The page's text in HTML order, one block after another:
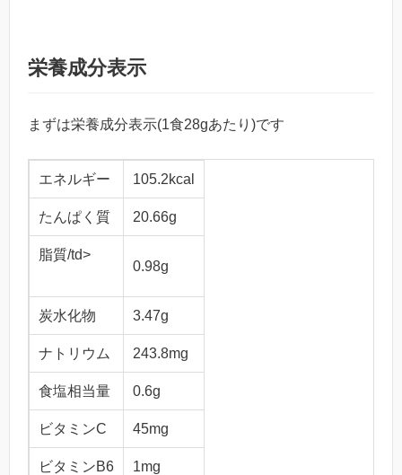
栄養成分表示
まずは栄養成分表示(1食28gあたり)です
エネルギー 105.2kcal
たんぱく質 20.66g
脂質/td>
0.98g
炭水化物 3.47g
ナトリウム 243.8mg
食塩相当量 0.6g
ビタミンC 45mg
ビタミンB6 1mg